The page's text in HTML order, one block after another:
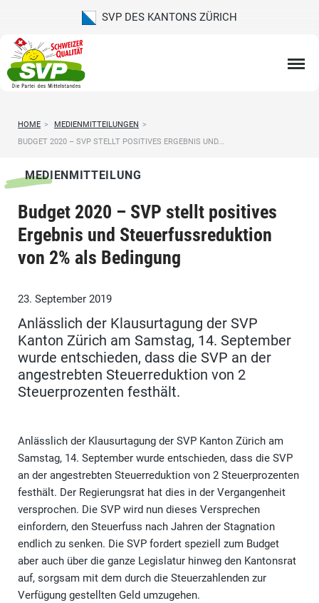
SVP DES KANTONS ZÜRICH
HOME > MEDIENMITTEILUNGEN >
BUDGET 2020 – SVP STELLT POSITIVES ERGEBNIS UND...
MEDIENMITTEILUNG
Budget 2020 – SVP stellt positives
Ergebnis und Steuerfussreduktion
von 2% als Bedingung
23. September 2019
Anlässlich der Klausurtagung der SVP
Kanton Zürich am Samstag, 14. September
wurde entschieden, dass die SVP an der
angestrebten Steuerreduktion von 2
Steuerprozenten festhält.
Anlässlich der Klausurtagung der SVP Kanton Zürich am
Samstag, 14. September wurde entschieden, dass die SVP
an der angestrebten Steuerreduktion von 2 Steuerprozenten
festhält. Der Regierungsrat hat dies in der Vergangenheit
versprochen. Die SVP wird nun dieses Versprechen
einfordern, den Steuerfuss nach Jahren der Stagnation
endlich zu senken. Die SVP fordert speziell zum Budget
aber auch über die ganze Legislatur hinweg den Kantonsrat
auf, sorgsam mit dem durch die Steuerzahlenden zur
Verfügung gestellten Geld umzugehen.